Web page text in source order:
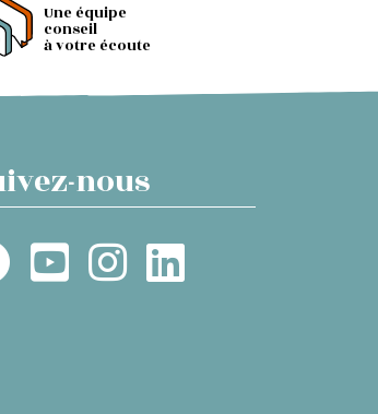
Une équipe
conseil
à votre écoute
nous